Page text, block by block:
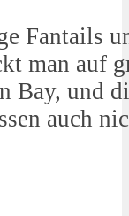
Fantails
man auf
Bay, und
auch